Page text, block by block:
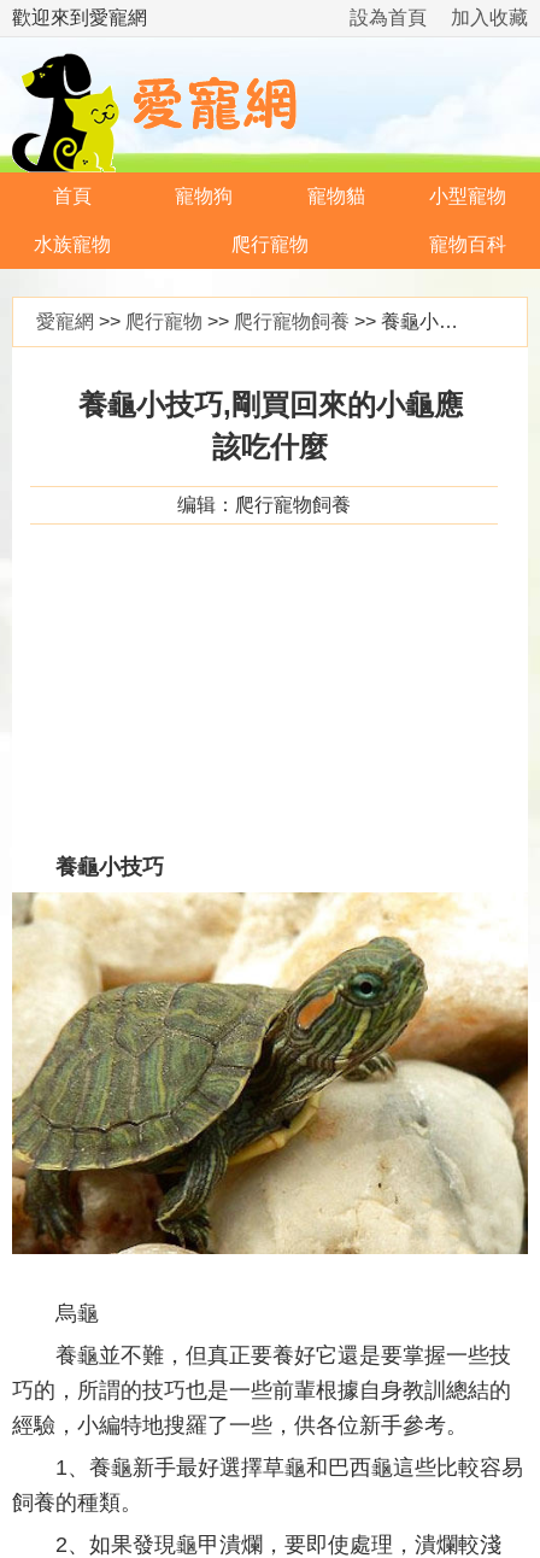
歡迎來到愛寵網 加入收藏
設為首頁
首頁 寵物狗 寵物貓 小型寵物
水族寵物 爬行寵物 寵物百科
愛寵網 >> 爬行寵物 >> 爬行寵物飼養 >> 養龜小技巧,剛買回來的小龜應該吃什麼
養龜小技巧,剛買回來的小龜應
該吃什麼
编辑：爬行寵物飼養
養龜小技巧
烏龜
養龜並不難，但真正要養好它還是要掌握一些技
巧的，所謂的技巧也是一些前輩根據自身教訓總結的
經驗，小編特地搜羅了一些，供各位新手參考。
1、養龜新手最好選擇草龜和巴西龜這些比較容易
飼養的種類。
2、如果發現龜甲潰爛，要即使處理，潰爛較淺